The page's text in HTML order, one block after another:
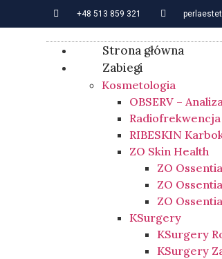
+48 513 859 321
Strona główna
Zabiegi
Kosmetologia
OBSERV –
RIBESKIN
ZO Skin Health
ZO
ZO
ZO
KSurgery
KSurgery
KSurgery